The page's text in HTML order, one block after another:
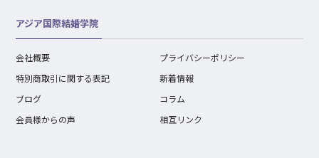
アジア国際結婚学院
会社概要
プライバシーポリシー
特別商取引に関する表記
新着情報
ブログ
コラム
会員様からの声
相互リンク